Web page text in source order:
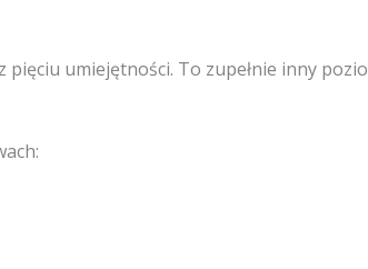
umiejętności. To zupełnie inny